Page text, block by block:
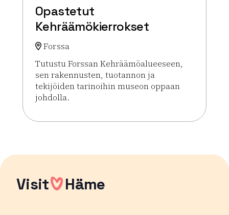
Opastetut
Kehräämökierrokset
Forssa
Tutustu Forssan Kehräämöalueeseen,
sen rakennusten, tuotannon ja
tekijöiden tarinoihin museon oppaan
johdolla.
Lue lisää tapahtumasta Opastetut
Visit Häme